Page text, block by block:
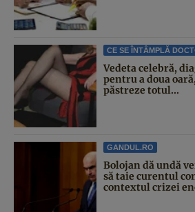
CE SE ÎNTÂMPLĂ
Vedeta celebră,
pentru a doua
păstreze totul...
GANDUL.RO
Bolojan dă undă
să taie curentul
contextul crizei